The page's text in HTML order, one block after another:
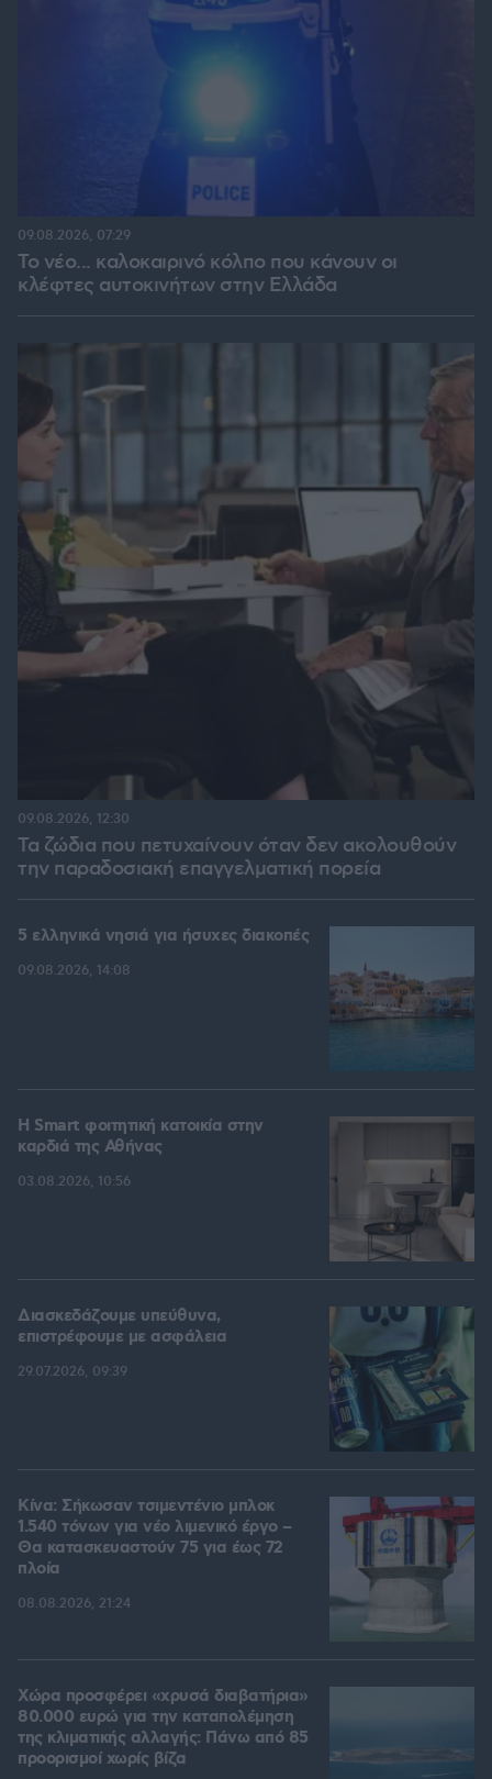
Το νέο... καλοκαιρινό κόλπο που κάνουν οι
κλέφτες αυτοκινήτων στην Ελλάδα
09.08.2026, 07:29
Τα ζώδια που πετυχαίνουν όταν δεν ακολουθούν
την παραδοσιακή επαγγελματική πορεία
09.08.2026, 12:30
5 ελληνικά νησιά για ήσυχες διακοπές
09.08.2026, 14:08
Η Smart φοιτητική κατοικία στην
καρδιά της Αθήνας
03.08.2026, 10:56
Διασκεδάζουμε υπεύθυνα,
επιστρέφουμε με ασφάλεια
29.07.2026, 09:39
Κίνα: Σήκωσαν τσιμεντένιο μπλοκ
1.540 τόνων για νέο λιμενικό έργο –
Θα κατασκευαστούν 75 για έως 72
πλοία
08.08.2026, 21:24
Χώρα προσφέρει «χρυσά διαβατήρια»
80.000 ευρώ για την καταπολέμηση
της κλιματικής αλλαγής: Πάνω από 85
προορισμοί χωρίς βίζα